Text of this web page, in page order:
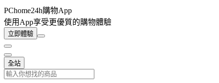
PChome24h購物App
使用App享受更優質的購物體驗
立即體驗
全站